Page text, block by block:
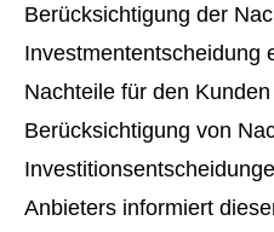
Berücksichtigung der
Investmententscheidung
Nachteile für den
Berücksichtigung von
Anbieters informiert